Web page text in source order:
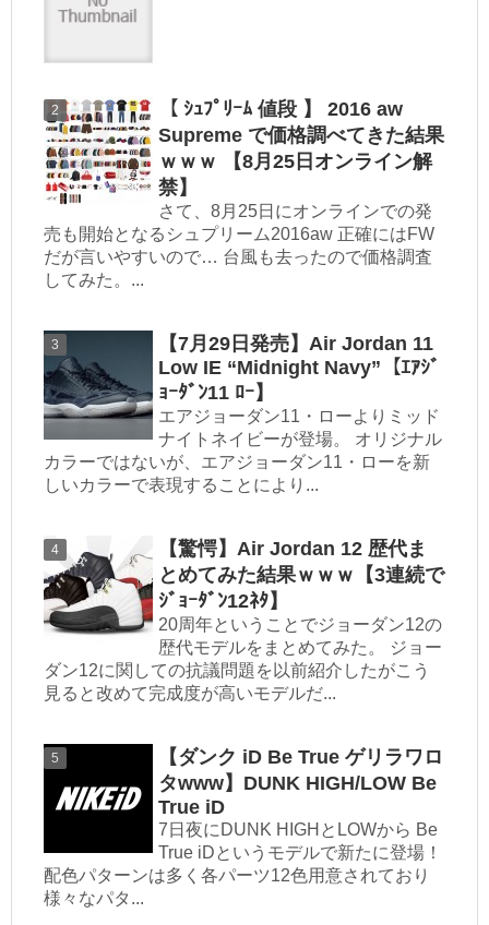
【 ｼｭﾌﾟﾘｰﾑ 値段 】 2016 aw
Supreme で価格調べてきた結果
ｗｗｗ 【8月25日オンライン解
禁】
さて、8月25日にオンラインでの発
売も開始となるシュプリーム2016aw 正確にはFW
だが言いやすいので… 台風も去ったので価格調査
してみた。...
【7月29日発売】Air Jordan 11
Low IE “Midnight Navy”【ｴｱｼﾞ
ｮｰﾀﾞﾝ11 ﾛｰ】
エアジョーダン11・ローよりミッド
ナイトネイビーが登場。 オリジナル
カラーではないが、エアジョーダン11・ローを新
しいカラーで表現することにより...
【驚愕】Air Jordan 12 歴代ま
とめてみた結果ｗｗｗ【3連続で
ｼﾞｮｰﾀﾞﾝ12ﾈﾀ】
20周年ということでジョーダン12の
歴代モデルをまとめてみた。 ジョー
ダン12に関しての抗議問題を以前紹介したがこう
見ると改めて完成度が高いモデルだ...
【ダンク iD Be True ゲリラワロ
タwww】DUNK HIGH/LOW Be
True iD
7日夜にDUNK HIGHとLOWから Be
True iDというモデルで新たに登場！
配色パターンは多く各パーツ12色用意されており
様々なパタ...